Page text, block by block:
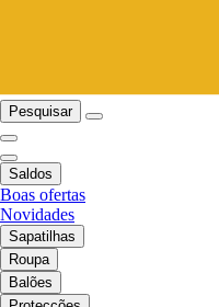
Pesquisar
Saldos
Boas ofertas
Novidades
Sapatilhas
Roupa
Balões